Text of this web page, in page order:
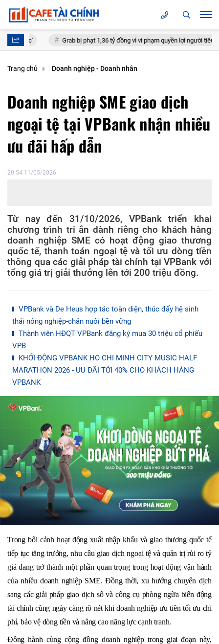
Grab bị phạt 1,36 tỷ đồng vì vi phạm quyền lợi người tiêu dùng
Trang chủ Doanh nghiệp - Doanh nhân
Doanh nghiệp SME giao dịch
ngoại tệ tại VPBank nhận nhiều
ưu đãi hấp dẫn
20:54 11/05/2026
Từ nay đến 31/10/2026, VPBank triển khai
chương trình tri ân dành riêng cho khách hàng
doanh nghiệp SME có hoạt động giao thương
quốc tế, thanh toán ngoại tệ và tối ưu dòng tiền
thông qua các giải pháp tài chính tại VPBank với
tổng giá trị giải thưởng lên tới 200 triệu đồng.
VPBank và De Heus hợp tác toàn diện, thúc đẩy hệ sinh
thái nông nghiệp-chăn nuôi bền vững
Thành viên HĐQT VPBank đăng ký mua 30 triệu cổ phiếu
VPB
KHỞI ĐỘNG VPBANK HO CHI MINH CITY MUSIC HALF
MARATHON 2026 - ƯU ĐÃI TỚI 40% CHO KHÁCH HÀNG
VPBANK
Trong bối cảnh hoạt động xuất nhập khẩu và giao thương quốc tế
tiếp tục tăng trưởng, nhu cầu giao dịch ngoại tệ và quản trị rủi ro tỷ
giá đang trở thành một phần quan trọng trong hoạt động vận hành
của nhiều doanh nghiệp SME. Đồng thời, xu hướng chuyển dịch
sang các giải pháp giao dịch số và công cụ phòng ngừa biến động
tài chính cũng ngày càng rõ nét khi doanh nghiệp ưu tiên tối ưu chi
phí, bảo vệ dòng tiền và nâng cao năng lực cạnh tranh.
Đồng hành cùng cộng đồng doanh nghiệp trong giai đoạn này,